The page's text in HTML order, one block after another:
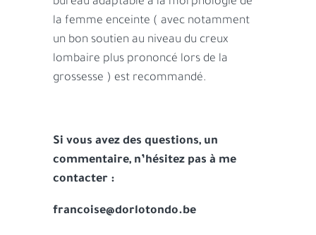
la femme enceinte ( avec notamment
un bon soutien au niveau du creux
lombaire plus prononcé lors de la
grossesse ) est recommandé.
Si vous avez des questions, un
commentaire, n’hésitez pas à me
contacter :
francoise@dorlotondo.be